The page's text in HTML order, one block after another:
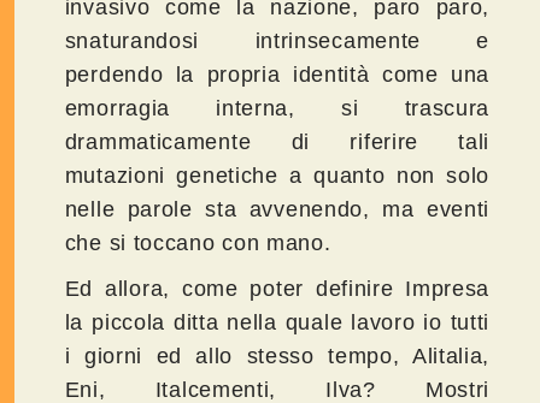
invasivo come la nazione, paro paro,
snaturandosi intrinsecamente e
perdendo la propria identità come una
emorragia interna, si trascura
drammaticamente di riferire tali
mutazioni genetiche a quanto non solo
nelle parole sta avvenendo, ma eventi
che si toccano con mano.
Ed allora, come poter definire Impresa
la piccola ditta nella quale lavoro io tutti
i giorni ed allo stesso tempo, Alitalia,
Eni, Italcementi, Ilva? Mostri